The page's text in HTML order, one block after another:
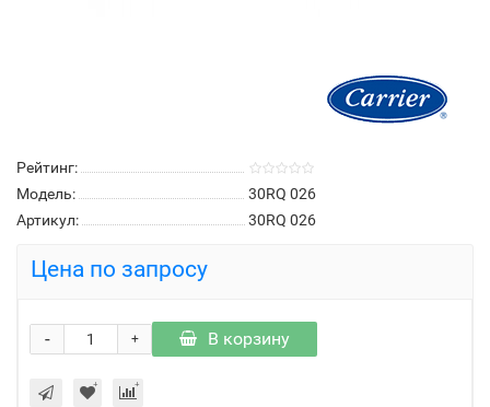
Рейтинг:
Модель:
30RQ 026
Артикул:
30RQ 026
Цена по запросу
+
- В корзину